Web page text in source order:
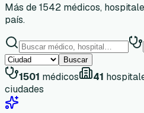
Más de1542 médicos,
país.
Buscar
1501 médicos 41
ciudades